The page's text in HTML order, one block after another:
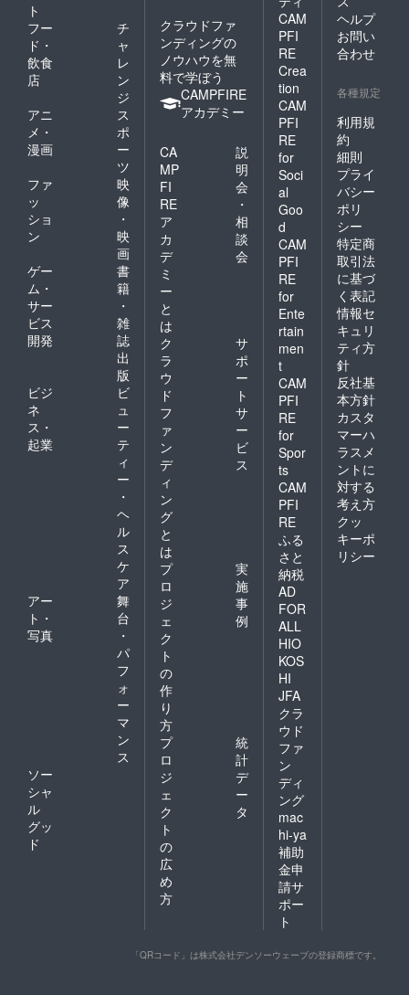
ト
フー
ド・
飲食
店
チ
ャ
レ
ン
ジ
アニ
メ・
漫画
ス
ポ
ー
ツ
ファ
ッ
ショ
ン
映
像
・
映
画
ゲー
ム・
サー
ビス
開発
書
籍
・
雑
誌
出
版
ビジ
ネ
ス・
起業
ビ
ュ
ー
テ
ィ
ー
・
ヘ
ル
ス
ケ
ア
アー
ト・
写真
舞
台
・
パ
フ
ォ
ー
マ
ン
ス
ソー
シャ
ル
グッ
ド
クラウドファ
ンディングの
ノウハウを無
料で学ぼう
CAMPFIRE
アカデミー
CA
MP
FI
RE
ア
カ
デ
ミ
ー
と
は
説
明
会
・
相
談
会
ク
ラ
ウ
ド
フ
ァ
ン
デ
ィ
ン
グ
と
は
サ
ポ
ー
ト
サ
ー
ビ
ス
プ
ロ
ジ
ェ
ク
ト
の
作
り
方
実
施
事
例
プ
ロ
ジ
ェ
ク
ト
の
広
め
方
統
計
デ
ー
タ
CAM
PFI
RE
Crea
tion
CAM
PFI
RE
for
Soci
al
Goo
d
CAM
PFI
RE
for
Ente
rtain
men
t
CAM
PFI
RE
for
Spor
ts
CAM
PFI
RE
ふる
さと
納税
AD
FOR
ALL
HIO
KOS
HI
JFA
クラ
ウド
ファ
ン
ディ
ング
mac
hi-ya
補助
金申
請サ
ポー
ト
ヘルプ
お問い
合わせ
各種規定
利用規
約
細則
プライ
バシー
ポリ
シー
特定商
取引法
に基づ
く表記
情報セ
キュリ
ティ方
針
反社基
本方針
カスタ
マーハ
ラスメ
ントに
対する
考え方
クッ
キーポ
リシー
「QRコード」は株式会社デンソーウェーブの登録商標です。